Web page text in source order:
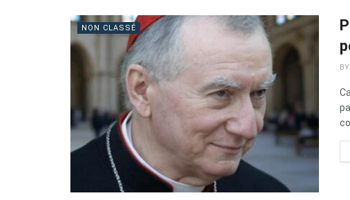
NON CLASSÉ
BY